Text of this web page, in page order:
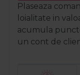
Plaseaza
loialitate in
acumula
un cont de